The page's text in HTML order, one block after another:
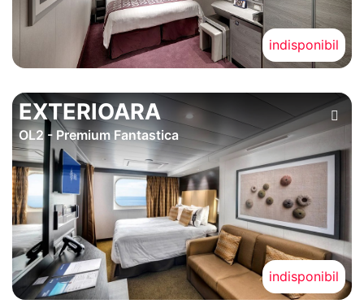
indisponibil
EXTERIOARA
OL2 - Premium Fantastica
indisponibil